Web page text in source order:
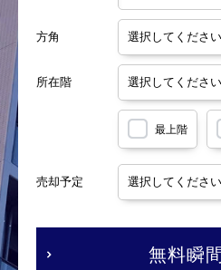
方角
所在階
最上階
売却予定
無料瞬